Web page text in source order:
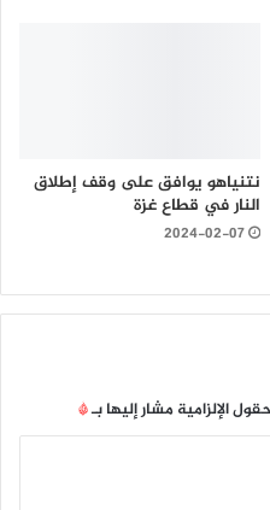
نتنياهو يوافق على وقف إطلاق
النار في قطاع غزة
2024-02-07
الإلزامية مشار إليها بـ*